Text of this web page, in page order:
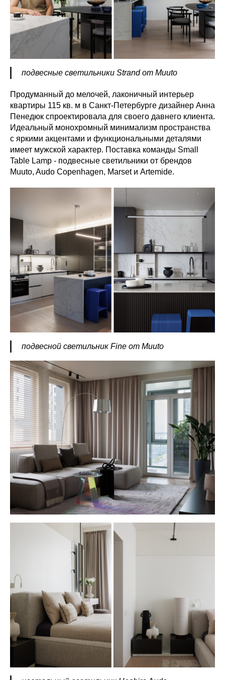
подвесные светильники Strand от Muuto
Продуманный до мелочей, лаконичный интерьер
квартиры 115 кв. м в Санкт-Петербурге дизайнер Анна
Пенедюк спроектировала для своего давнего клиента.
Идеальный монохромный минимализм пространства
с яркими акцентами и функциональными деталями
имеет мужской характер. Поставка команды Small
Table Lamp - подвесные светильники от брендов
Muuto, Audo Copenhagen, Marset и Artemide.
подвесной светильник Fine от Muuto